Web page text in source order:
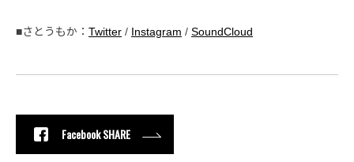
■さとうもか： Twitter / Instagram / SoundCloud
Facebook SHARE